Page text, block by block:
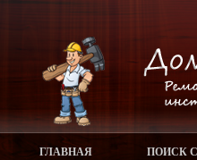
ГЛАВНАЯ ПОИСК